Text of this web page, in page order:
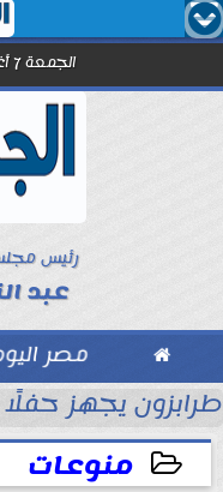

الجمعة 7 أغسطس 2026
رئيس مجلس
عبد
 مصر
طرابزون يجهز حفلًا
منوعات